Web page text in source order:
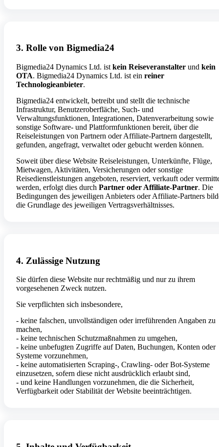
3. Rolle von Bigmedia24
Bigmedia24 Dynamics Ltd. ist kein Reiseveranstalter und kein
OTA. Bigmedia24 Dynamics Ltd. ist ein reiner
Technologieanbieter.
Bigmedia24 entwickelt, betreibt und stellt die technische
Infrastruktur, Benutzeroberfläche, Such- und
Verwaltungsfunktionen, Integrationen, Datenverarbeitung sowie
sonstige Software- und Plattformfunktionen bereit, über die
Reiseleistungen von Partnern oder Affiliate-Partnern dargestellt,
gefunden, angefragt, verwaltet oder gebucht werden können.
Soweit über diese Website Reiseleistungen, Unterkünfte, Flüge,
Mietwagen, Aktivitäten, Versicherungen oder sonstige
Reisedienstleistungen angeboten, reserviert, verkauft oder
werden, erfolgt dies durch Partner oder Affiliate-Partner. Die
Bedingungen des jeweiligen Anbieters oder Affiliate-Partners
die Grundlage des jeweiligen Vertragsverhältnisses.
4. Zulässige Nutzung
Sie dürfen diese Website nur rechtmäßig und nur zu ihrem
vorgesehenen Zweck nutzen.
Sie verpflichten sich insbesondere,
- keine falschen, unvollständigen oder irreführenden Angaben zu
machen,
- keine technischen Schutzmaßnahmen zu umgehen,
- keine unbefugten Zugriffe auf Daten, Buchungen, Konten oder
Systeme vorzunehmen,
- keine automatisierten Scraping-, Crawling- oder Bot-Systeme
einzusetzen, sofern diese nicht ausdrücklich erlaubt sind,
- und keine Handlungen vorzunehmen, die die Sicherheit,
Verfügbarkeit oder Stabilität der Website beeinträchtigen.